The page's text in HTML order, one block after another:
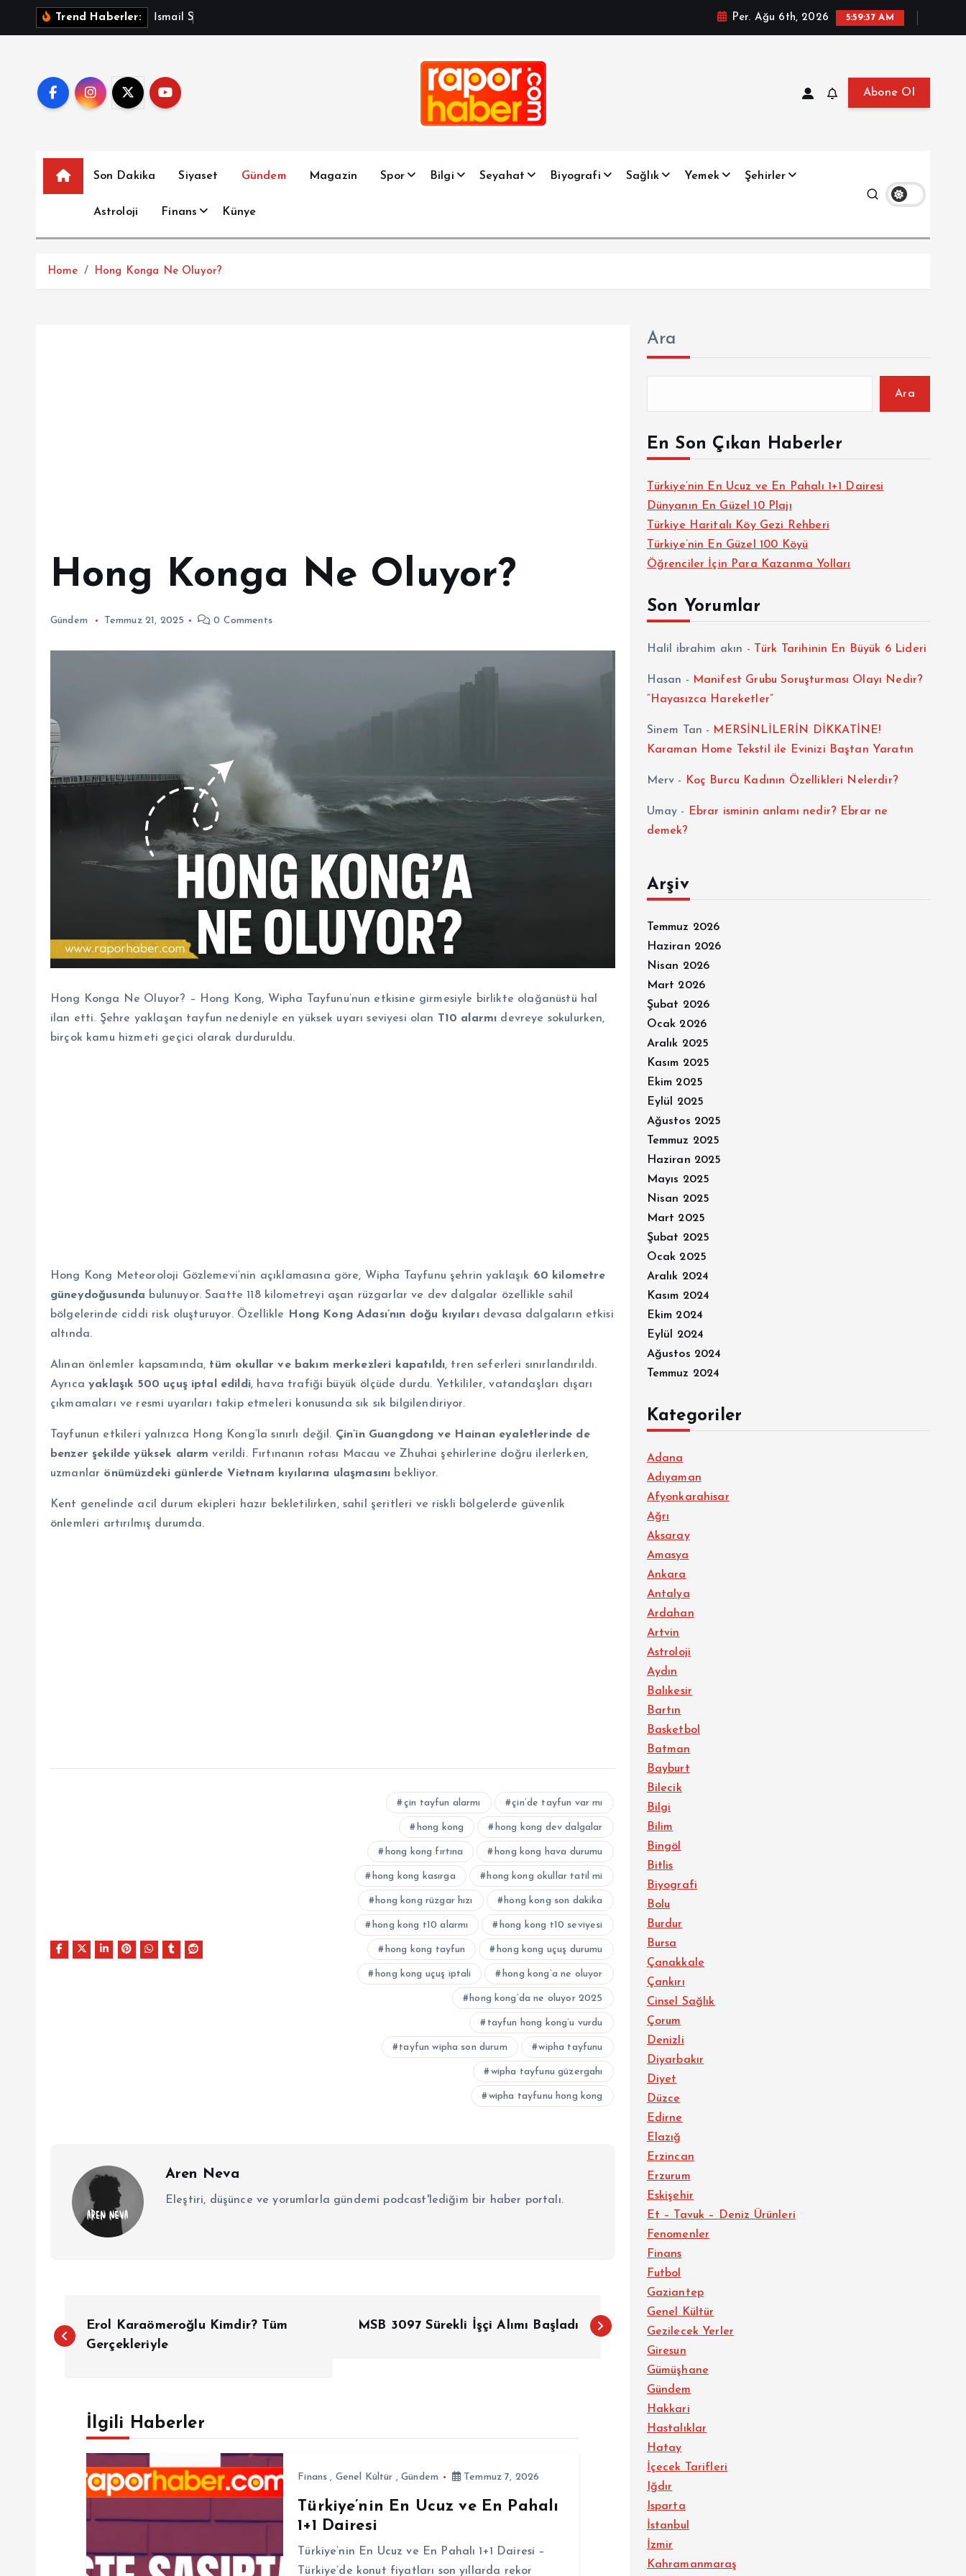
Trend Haberler: sma i S Per. Ağu 6th, 2026 5:59:39 AM
Abone Ol
Son Dakika Siyaset Gündem Magazin Spor Bilgi Seyahat Biyografi Sağlık Yemek Şehirler
Astroloji Finans Künye
Home Hong Konga Ne Oluyor?
Hong Konga Ne Oluyor?
Gündem Temmuz 21, 2025 0 Comments
Hong Konga Ne Oluyor? – Hong Kong, Wipha Tayfunu’nun etkisine girmesiyle birlikte olağanüstü hal
ilan etti. Şehre yaklaşan tayfun nedeniyle en yüksek uyarı seviyesi olan T10 alarmı devreye sokulurken,
birçok kamu hizmeti geçici olarak durduruldu.
Hong Kong Meteoroloji Gözlemevi’nin açıklamasına göre, Wipha Tayfunu şehrin yaklaşık 60 kilometre
güneydoğusunda bulunuyor. Saatte 118 kilometreyi aşan rüzgarlar ve dev dalgalar özellikle sahil
bölgelerinde ciddi risk oluşturuyor. Özellikle
Hong Kong Adası’nın doğu kıyılarıdevasa dalgaların etkisi
altında.
Alınan önlemler kapsamında, tüm okullar ve bakım merkezleri kapatıldı, tren seferleri sınırlandırıldı.
Ayrıcayaklaşık 500 uçuş iptal edildi, hava trafiği büyük ölçüde durdu. Yetkililer, vatandaşları dışarı
çıkmamaları ve resmi uyarıları takip etmeleri konusunda sık sık bilgilendiriyor.
Tayfunun etkileri yalnızca Hong Kong’la sınırlı değil. Çin’in Guangdong ve Hainan eyaletlerinde de
benzer şekilde yüksek alarm verildi. Fırtınanın rotası Macau ve Zhuhai şehirlerine doğru ilerlerken,
uzmanlar önümüzdeki günlerde Vietnam kıyılarına ulaşmasını bekliyor.
Kent genelinde acil durum ekipleri hazır bekletilirken, sahil şeritleri ve riskli bölgelerde güvenlik
önlemleri artırılmış durumda.
çin tayfun alarmı çin’de tayfun var mı
hong kong hong kong dev dalgalar
hong kong fırtına hong kong hava durumu
hong kong kasırga hong kong okullar tatil mi
hong kong rüzgar hızı hong kong son dakika
hong kong t10 alarmı hong kong t10 seviyesi
hong kong tayfun hong kong uçuş durumu
hong kong uçuş iptali hong kong’a ne oluyor
hong kong’da ne oluyor 2025
tayfun hong kong’u vurdu
tayfun wipha son durum wipha tayfunu
wipha tayfunu güzergahı
wipha tayfunu hong kong
Aren Neva
Eleştiri, düşünce ve yorumlarla gündemi podcast'lediğim bir haber portalı.
a
Erol Karaömeroğlu Kimdir? Tüm
Gerçekleriyle
MSB 3097 Sürekli İşçi Alımı Başladı
İlgili Haberler
Finans , Genel Kültür ,Gündem Temmuz 7, 2026
Türkiye’nin En Ucuz ve En Pahalı
1+1 Dairesi
Türkiye’nin En Ucuz ve En Pahalı 1+1 Dairesi –
Türkiye’de konut fiyatları son yıllarda rekor
Ara
Ara
En Son Çıkan Haberler
Türkiye’nin En Ucuz ve En Pahalı 1+1 Dairesi
Dünyanın En Güzel 10 Plajı
Türkiye Haritalı Köy Gezi Rehberi
Türkiye’nin En Güzel 100 Köyü
Öğrenciler İçin Para Kazanma Yolları
Son Yorumlar
Halil ibrahim akın - Türk Tarihinin En Büyük 6 Lideri
Hasan - Manifest Grubu Soruşturması Olayı Nedir?
“Hayasızca Hareketler”
Sinem Tan - MERSİNLİLERİN DİKKATİNE!
Karaman Home Tekstil ile Evinizi Baştan Yaratın
Merv - Koç Burcu Kadının Özellikleri Nelerdir?
Umay -
Ebrar isminin anlamı nedir? Ebrar ne
demek?
Arşiv
Temmuz 2026
Haziran 2026
Nisan 2026
Mart 2026
Şubat 2026
Ocak 2026
Aralık 2025
Kasım 2025
Ekim 2025
Eylül 2025
Ağustos 2025
Temmuz 2025
Haziran 2025
Mayıs 2025
Nisan 2025
Mart 2025
Şubat 2025
Ocak 2025
Aralık 2024
Kasım 2024
Ekim 2024
Eylül 2024
Ağustos 2024
Temmuz 2024
Kategoriler
Adana
Adıyaman
Afyonkarahisar
Ağrı
Aksaray
Amasya
Ankara
Antalya
Ardahan
Artvin
Astroloji
Aydın
Balıkesir
Bartın
Basketbol
Batman
Bayburt
Bilecik
Bilgi
Bilim
Bingöl
Bitlis
Biyografi
Bolu
Burdur
Bursa
Çanakkale
Çankırı
Cinsel Sağlık
Çorum
Denizli
Diyarbakır
Diyet
Düzce
Edirne
Elazığ
Erzincan
Erzurum
Eskişehir
Et – Tavuk – Deniz Ürünleri
Fenomenler
Finans
Futbol
Gaziantep
Genel Kültür
Gezilecek Yerler
Giresun
Gümüşhane
Gündem
Hakkari
Hastalıklar
Hatay
İçecek Tarifleri
Iğdır
Isparta
İstanbul
İzmir
Kahramanmaraş